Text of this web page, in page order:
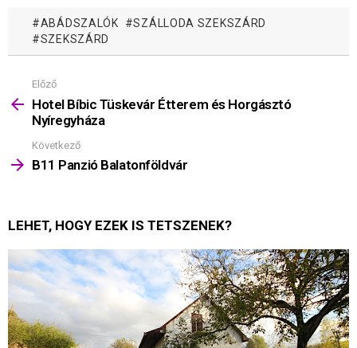
ABÁDSZALÓK
SZÁLLODA SZEKSZÁRD
SZEKSZÁRD
Mutass
többet
Előző
Hotel Bíbic Tüskevár Étterem és Horgásztó
Nyíregyháza
Következő
B11 Panzió Balatonföldvár
LEHET, HOGY EZEK IS TETSZENEK?